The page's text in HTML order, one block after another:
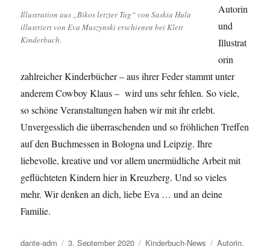
Illustration aus „Bikos letzter Tag“ von Saskia Hula
illustriert von Eva Muszynski erschienen bei Klett
Kinderbuch.
Autorin
und
Illustrat
orin
zahlreicher Kinderbücher – aus ihrer Feder stammt unter
anderem Cowboy Klaus – wird uns sehr fehlen. So viele,
so schöne Veranstaltungen haben wir mit ihr erlebt.
Unvergesslich die überraschenden und so fröhlichen Treffen
auf den Buchmessen in Bologna und Leipzig. Ihre
liebevolle, kreative und vor allem unermüdliche Arbeit mit
geflüchteten Kindern hier in Kreuzberg. Und so vieles
mehr. Wir denken an dich, liebe Eva … und an deine
Familie.
Autor
dante-adm
Veröffentlicht
3. September 2020 Kategorien
Kinderbuch-News Schlagwörter
Autorin,